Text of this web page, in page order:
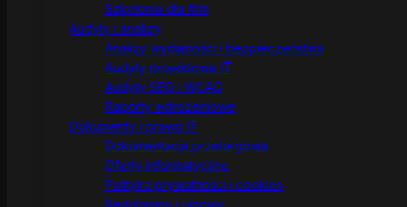
Szkolenia dla firm
Audyty i analizy
Analizy wydajności i bezpieczeństwa
Audyty projektowe IT
Audyty SEO i WCAG
Raporty wdrożeniowe
Dokumenty i prawo IT
Dokumentacja przetargowa
Oferty informatyczne
Polityka prywatności i cookies